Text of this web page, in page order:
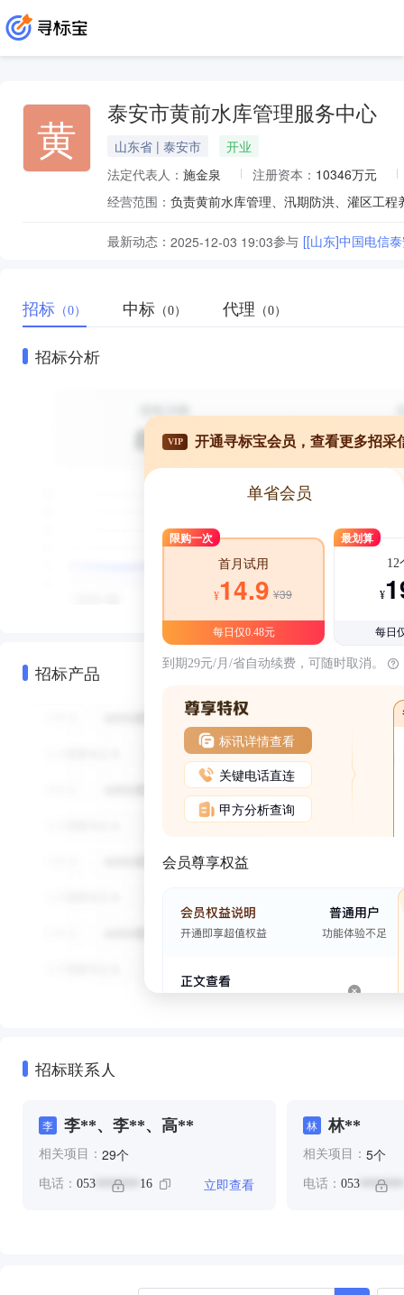
黄 泰安市黄前水库管理服务中心
山东省 | 泰安市
开业
法定代表人： 施金泉 注册资本： 10346万元
经营范围： 负责黄前水库管理、汛期防洪、灌区工
最新动态： 2025-12-03 19:03参与 [[山东]中国电信
招标 （0） 中标 （0） 代理 （0）
招标分析
招标产品
VIP 开通寻标宝会员，查看更多招采
单省会员
限购一次
首月试用
¥14.9 ¥39
每日仅0.48元
最划算
12
¥
每日
到期29元/月/省自动续费，可随时取消。
标讯详情查看
关键电话直连
甲方分析查询
会员尊享权益
招标联系人
李 李**、李**、高**
相关项目： 29个
电话： 053 ******* 16 立即查看
林 林**
相关项目： 5个
电话： 053*******